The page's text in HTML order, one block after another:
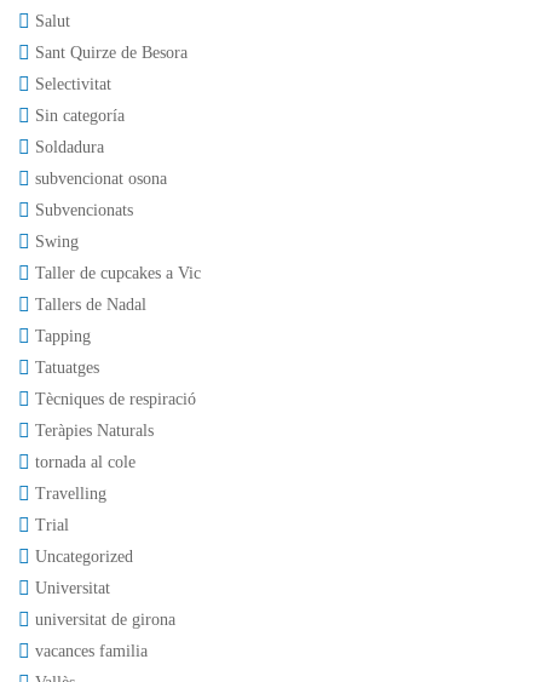
Salut
Sant Quirze de Besora
Selectivitat
Sin categoría
Soldadura
subvencionat osona
Subvencionats
Swing
Taller de cupcakes a Vic
Tallers de Nadal
Tapping
Tatuatges
Tècniques de respiració
Teràpies Naturals
tornada al cole
Travelling
Trial
Uncategorized
Universitat
universitat de girona
vacances familia